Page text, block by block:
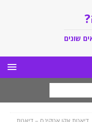
שונים